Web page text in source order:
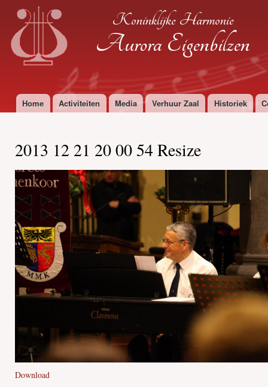
Koninklijke Harmonie
Aurora Eigenbilzen
Hoofdmenu
Home Activiteiten Media Verhuur Zaal Historiek
2013 12 21 20 00 54 Resize
Download